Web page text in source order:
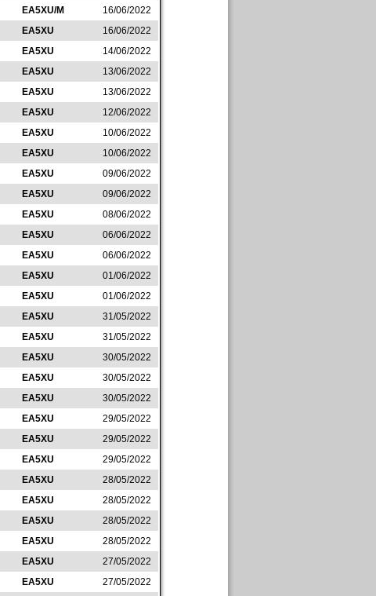
EA5XU/M
16/06/2022
EA5XU
16/06/2022
EA5XU
14/06/2022
EA5XU
13/06/2022
EA5XU
13/06/2022
EA5XU
12/06/2022
EA5XU
10/06/2022
EA5XU
10/06/2022
EA5XU
09/06/2022
EA5XU
09/06/2022
EA5XU
08/06/2022
EA5XU
06/06/2022
EA5XU
06/06/2022
EA5XU
01/06/2022
EA5XU
01/06/2022
EA5XU
31/05/2022
EA5XU
31/05/2022
EA5XU
30/05/2022
EA5XU
30/05/2022
EA5XU
30/05/2022
EA5XU
29/05/2022
EA5XU
29/05/2022
EA5XU
29/05/2022
EA5XU
28/05/2022
EA5XU
28/05/2022
EA5XU
28/05/2022
EA5XU
28/05/2022
EA5XU
27/05/2022
EA5XU
27/05/2022